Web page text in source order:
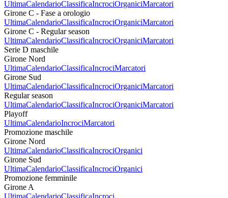
UltimaCalendarioClassificaIncrociOrganiciMarcatori
Girone C - Fase a orologio
UltimaCalendarioClassificaIncrociOrganiciMarcatori
Girone C - Regular season
UltimaCalendarioClassificaIncrociOrganiciMarcatori
Serie D maschile
Girone Nord
UltimaCalendarioClassificaIncrociMarcatori
Girone Sud
UltimaCalendarioClassificaIncrociOrganiciMarcatori
Regular season
UltimaCalendarioClassificaIncrociOrganiciMarcatori
Playoff
UltimaCalendarioIncrociMarcatori
Promozione maschile
Girone Nord
UltimaCalendarioClassificaIncrociOrganici
Girone Sud
UltimaCalendarioClassificaIncrociOrganici
Promozione femminile
Girone A
UltimaCalendarioClassificaIncroci